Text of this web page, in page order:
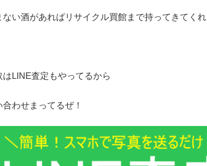
ない酒があればリサイクル買館まで持ってきてくれ
はLINE査定もやってるから
合わせまってるぜ！